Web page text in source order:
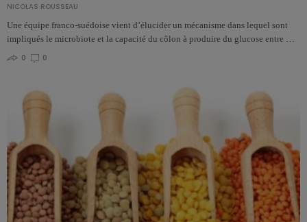
NICOLAS ROUSSEAU
Une équipe franco-suédoise vient d’élucider un mécanisme dans lequel sont
impliqués le microbiote et la capacité du côlon à produire du glucose entre …
0
0